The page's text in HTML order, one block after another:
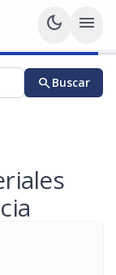
dark_mode menu
searchBuscar